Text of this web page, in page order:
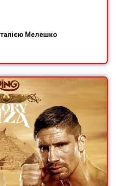
Мелешко